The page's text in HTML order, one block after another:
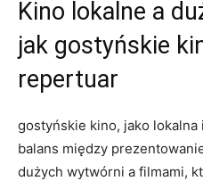
Kino lokalne a
jak gostyńskie
repertuar
gostyńskie kino, jako
balans między
dużych wytwórni a filmami,